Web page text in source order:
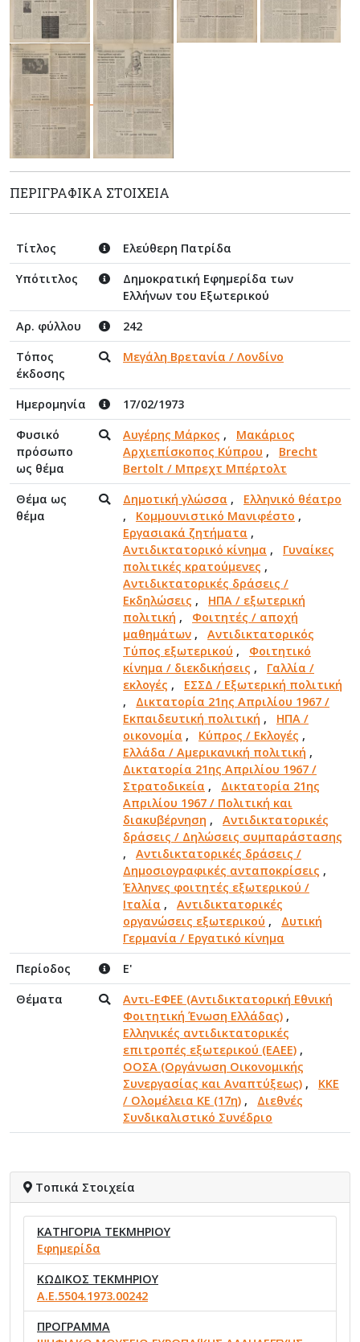
ΠΕΡΙΓΡΑΦΙΚΆ ΣΤΟΙΧΕΊΑ
Τίτλος
Ελεύθερη Πατρίδα
Υπότιτλος
Δημοκρατική Εφημερίδα των
Ελλήνων του Εξωτερικού
Αρ. φύλλου
242
Τόπος
έκδοσης
Μεγάλη Βρετανία / Λονδίνο
Ημερομηνία
17/02/1973
Φυσικό
πρόσωπο
ως θέμα
Αυγέρης Μάρκος , Μακάριος
Αρχιεπίσκοπος Κύπρου , Brecht
Bertolt / Μπρεχτ Μπέρτολτ
Θέμα ως
θέμα
Δημοτική γλώσσα , Ελληνικό θέατρο
, Κομμουνιστικό Μανιφέστο ,
Εργασιακά ζητήματα ,
Αντιδικτατορικό κίνημα , Γυναίκες
πολιτικές κρατούμενες ,
Αντιδικτατορικές δράσεις /
Εκδηλώσεις , ΗΠΑ / εξωτερική
πολιτική , Φοιτητές / αποχή
μαθημάτων , Αντιδικτατορικός
Τύπος εξωτερικού , Φοιτητικό
κίνημα / διεκδικήσεις , Γαλλία /
εκλογές , ΕΣΣΔ / Εξωτερική πολιτική
, Δικτατορία 21ης Απριλίου 1967 /
Εκπαιδευτική πολιτική , ΗΠΑ /
οικονομία , Κύπρος / Εκλογές ,
Ελλάδα / Αμερικανική πολιτική ,
Δικτατορία 21ης Απριλίου 1967 /
Στρατοδικεία , Δικτατορία 21ης
Απριλίου 1967 / Πολιτική και
διακυβέρνηση , Αντιδικτατορικές
δράσεις / Δηλώσεις συμπαράστασης
, Αντιδικτατορικές δράσεις /
Δημοσιογραφικές ανταποκρίσεις ,
Έλληνες φοιτητές εξωτερικού /
Ιταλία , Αντιδικτατορικές
οργανώσεις εξωτερικού , Δυτική
Γερμανία / Εργατικό κίνημα
Περίοδος
Ε'
Θέματα
Αντι-ΕΦΕΕ (Αντιδικτατορική Εθνική
Φοιτητική Ένωση Ελλάδας) ,
Ελληνικές αντιδικτατορικές
επιτροπές εξωτερικού (ΕΑΕΕ) ,
ΟΟΣΑ (Οργάνωση Οικονομικής
Συνεργασίας και Αναπτύξεως) , ΚΚΕ
/ Ολομέλεια ΚΕ (17η) , Διεθνές
Συνδικαλιστικό Συνέδριο
Τοπικά Στοιχεία
ΚΑΤΗΓΟΡΙΑ ΤΕΚΜΗΡΙΟΥ
Εφημερίδα
ΚΩΔΙΚΟΣ ΤΕΚΜΗΡΙΟΥ
Α.Ε.5504.1973.00242
ΠΡΟΓΡΑΜΜΑ